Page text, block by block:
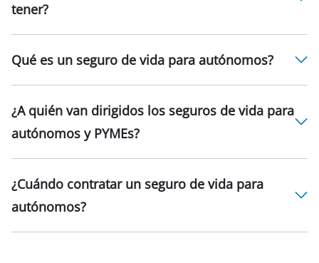
tener?
Qué es un seguro de vida para autónomos?
¿A quién van dirigidos los seguros de vida para
autónomos y PYMEs?
¿Cuándo contratar un seguro de vida para
autónomos?